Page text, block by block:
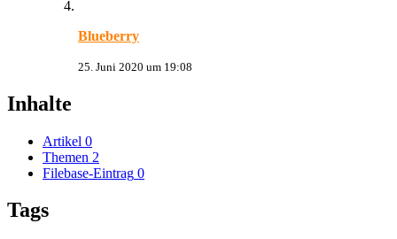
Blueberry
25. Juni 2020 um 19:08
Inhalte
Artikel 0
Themen 2
Filebase-Eintrag 0
Tags